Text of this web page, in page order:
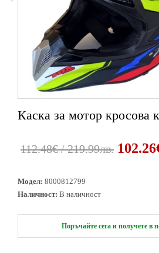
Каска за мотор кросова
112.48€ / 219.99лв.
Модел: 8000812799
Наличност: В наличност
Поръчайте сега и получете в